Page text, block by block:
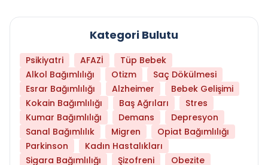
Kategori Bulutu
Psikiyatri AFAZİ
Tüp Bebek
Alkol Bağımlılığı
Otizm
Saç Dökülmesi
Esrar Bağımlılığı
Alzheimer
Bebek Gelişimi
Kokain Bağımlılığı
Baş Ağrıları
Stres
Kumar Bağımlılığı
Demans
Depresyon
Sanal Bağımlılık
Migren
Opiat Bağımlılığı
Parkinson
Kadın Hastalıkları
Sigara Bağımlılığı
Şizofreni Obezite